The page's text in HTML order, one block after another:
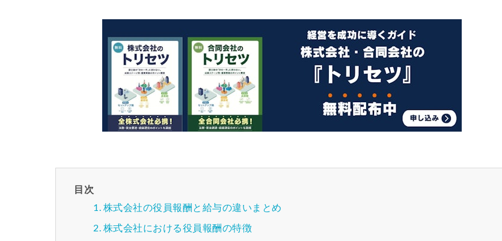
目次
株式会社の役員報酬と給与の違いまとめ
株式会社における役員報酬の特徴